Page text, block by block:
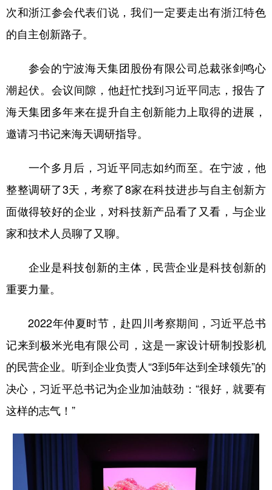
次和浙江参会代表们说，我们一定要走出有浙江特色
的自主创新路子。
参会的宁波海天集团股份有限公司总裁张剑鸣心
潮起伏。会议间隙，他赶忙找到习近平同志，报告了
海天集团多年来在提升自主创新能力上取得的进展，
邀请习书记来海天调研指导。
一个多月后，习近平同志如约而至。在宁波，他
整整调研了3天，考察了8家在科技进步与自主创新方
面做得较好的企业，对科技新产品看了又看，与企业
家和技术人员聊了又聊。
企业是科技创新的主体，民营企业是科技创新的
重要力量。
2022年仲夏时节，赴四川考察期间，习近平总书
记来到极米光电有限公司，这是一家设计研制投影机
的民营企业。听到企业负责人“3到5年达到全球领先”的
决心，习近平总书记为企业加油鼓劲：“很好，就要有
这样的志气！”